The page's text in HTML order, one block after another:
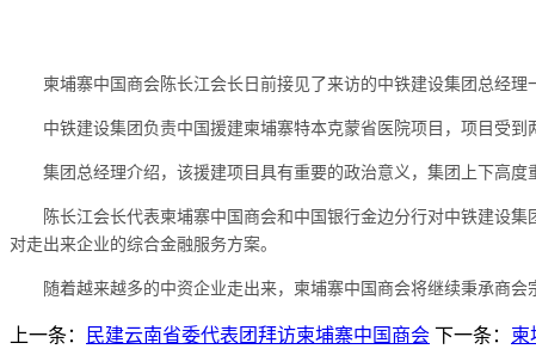
柬埔寨中国商会陈长江会长日前接见了来访的中铁建设集团总经理
中铁建设集团负责中国援建柬埔寨特本克蒙省医院项目，项目受
集团总经理介绍，该援建项目具有重要的政治意义，集团上下高度
陈长江会长代表柬埔寨中国商会和中国银行金边分行对中铁建设
对走出来企业的综合金融服务方案。
随着越来越多的中资企业走出来，柬埔寨中国商会将继续秉承商
上一条： 民建云南省委代表团拜访柬埔寨中国商会 下一条： 柬